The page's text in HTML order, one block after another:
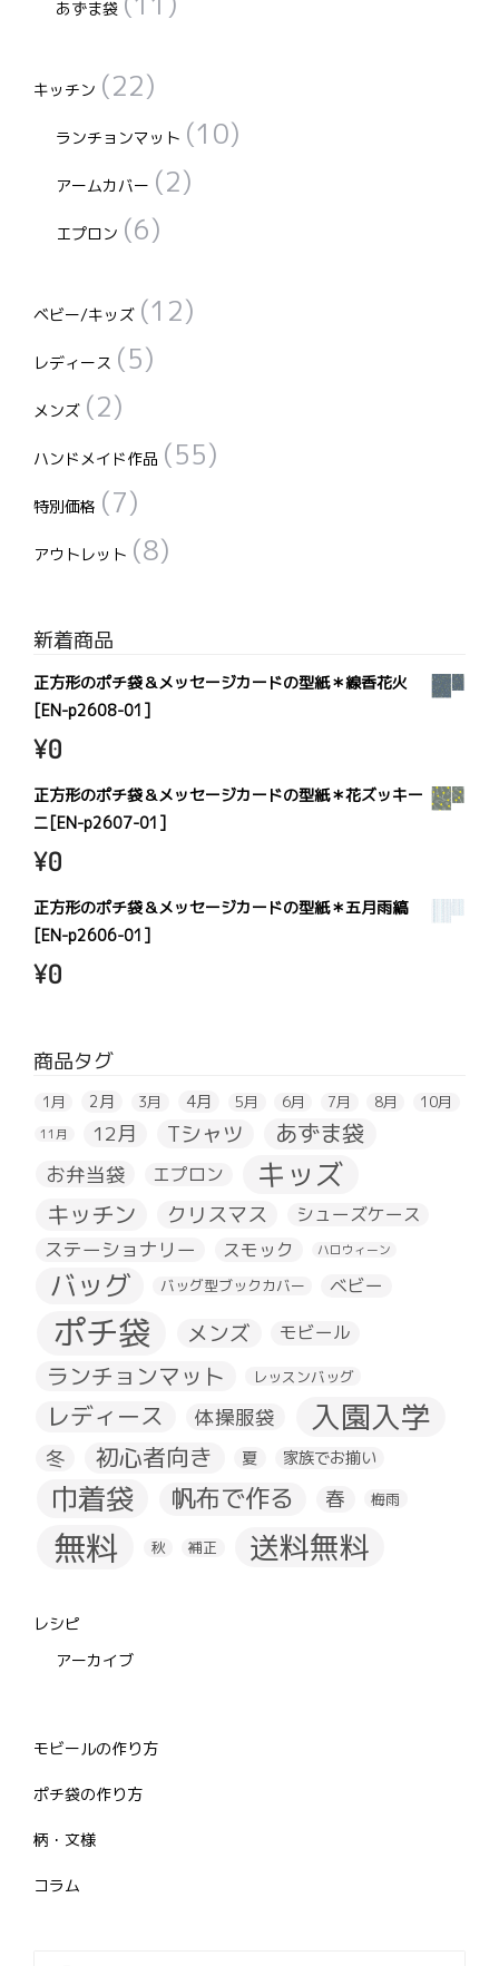
あずま袋
キッチン (22)
ランチョンマット (10)
アームカバー (2)
エプロン (6)
ベビー/キッズ (12)
レディース (5)
メンズ (2)
ハンドメイド作品 (55)
特別価格 (7)
アウトレット (8)
新着商品
正方形のポチ袋＆メッセージカードの型紙＊線香花火
[EN-p2608-01]
¥0
正方形のポチ袋＆メッセージカードの型紙＊花ズッキー
ニ[EN-p2607-01]
¥0
正方形のポチ袋＆メッセージカードの型紙＊五月雨縞
[EN-p2606-01]
¥0
商品タグ
1月 2月 3月 4月 5月 6月 7月 8月 10月
11月 12月 Tシャツ あずま袋
お弁当袋 エプロン キッズ
キッチン クリスマス シューズケース
ステーショナリー スモック ハロウィーン
バッグ バッグ型ブックカバー ベビー
ポチ袋 メンズ モビール
ランチョンマット レッスンバッグ
レディース 体操服袋 入園入学
冬 初心者向き 夏 家族でお揃い
巾着袋 帆布で作る 春 梅雨
無料 秋 補正 送料無料
レシピ
アーカイブ
モビールの作り方
ポチ袋の作り方
柄・文様
コラム